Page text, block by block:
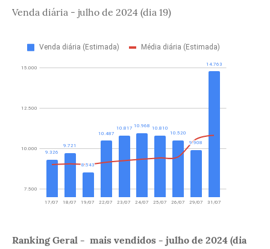
Venda diária - julho de 2024 (dia 19)
Ranking Geral - mais vendidos - julho de 2024 (dia